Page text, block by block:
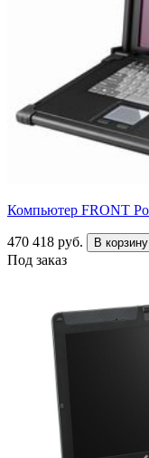
Компьютер FRONT
470 418 руб. В корзину
Под заказ